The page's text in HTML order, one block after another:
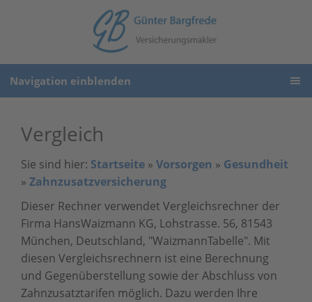
Navigation einblenden
Vergleich
Sie sind hier: Startseite » Vorsorgen » Gesundheit
» Zahnzusatzversicherung
Dieser Rechner verwendet Vergleichsrechner der
Firma HansWaizmann KG, Lohstrasse. 56, 81543
München, Deutschland, "WaizmannTabelle". Mit
diesen Vergleichsrechnern ist eine Berechnung
und Gegenüberstellung sowie der Abschluss von
Zahnzusatztarifen möglich. Dazu werden Ihre